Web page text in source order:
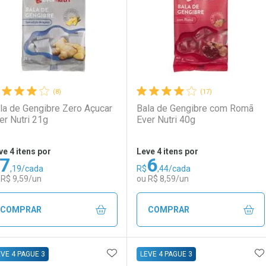
Ativar Desconto
Comprar sem Desconto
Comprar sem Desconto
Ativar Desconto
Comprar sem Desconto
Comprar 4 unidades
Por R$ 3,74/cada
Comprar sem Desconto
(8)
de Gengibre Zero Açucar
Nutri 21g
4 itens por
7,19/cada
9,59/un
COMPRAR
FECHAR
FECHAR
(17)
Bala de Gengibre com Romã
Ever Nutri 40g
Leve 4 itens por
R$6,44/cada
ou R$ 8,59/un
COMPRAR
4 PAGUE 3 ADICIONAR AOS FAVORITOS
LEVE 4 PAGUE 3